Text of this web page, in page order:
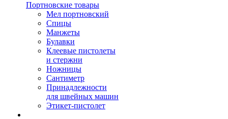
Портновские товары
Мел портновский
Спицы
Манжеты
Булавки
Клеевые пистолеты
и стержни
Ножницы
Сантиметр
Принадлежности
для швейных машин
Этикет-пистолет